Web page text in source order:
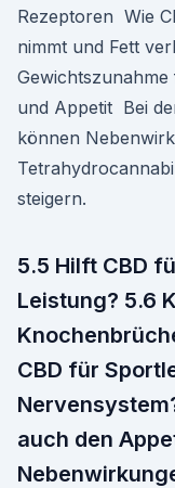
Rezeptoren Wie
nimmt und Fett
und Appetit Bei
können
steigern.
5.5 Hilft CBD
Leistung? 5.6
CBD für
auch den